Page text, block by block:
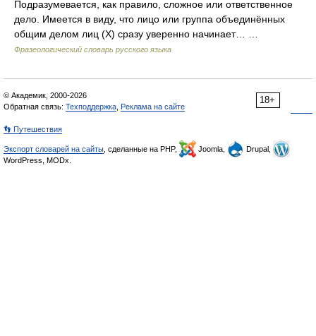
Подразумевается, как правило, сложное или ответственное
дело. Имеется в виду, что лицо или группа объединённых
общим делом лиц (Х) сразу уверенно начинает… …
Фразеологический словарь русского языка
18+
© Академик, 2000-2026
Обратная связь: Техподдержка Реклама на сайте
👣 Путешествия
Экспорт словарей на сайты , сделанные на PHP, Joomla,
Drupal,
WordPress, MODx.